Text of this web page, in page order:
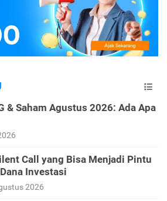
& Saham Agustus 2026: Ada Apa
Call yang Bisa Menjadi Pintu
Investasi
2026